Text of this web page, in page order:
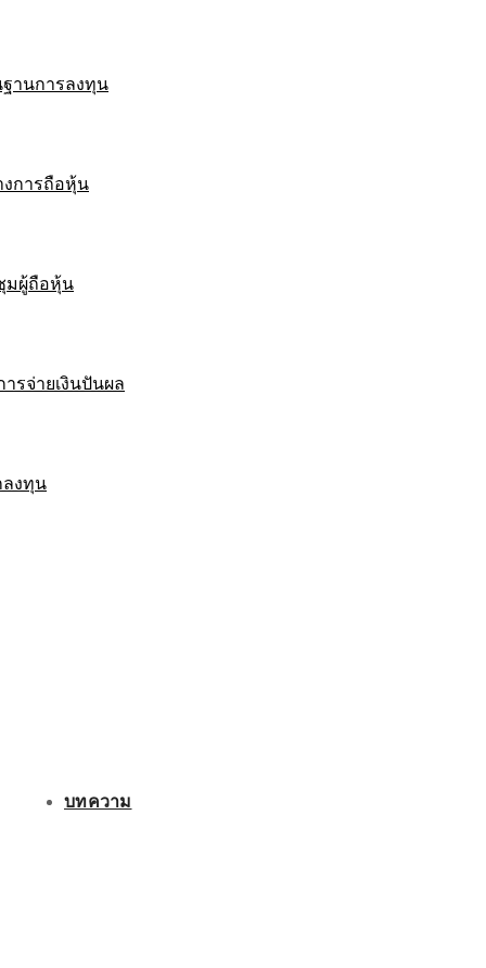
านการลงทุน
งการถือหุ้น
มผู้ถือหุ้น
รจ่ายเงินปันผล
งทุน
บทความ